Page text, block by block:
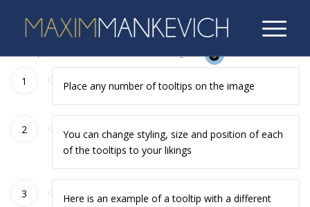
1 2 3
1 Place any number of tooltips on the image
2
You can change styling, size and position of each
of the tooltips to your likings
3
Here is an example of a tooltip with a different